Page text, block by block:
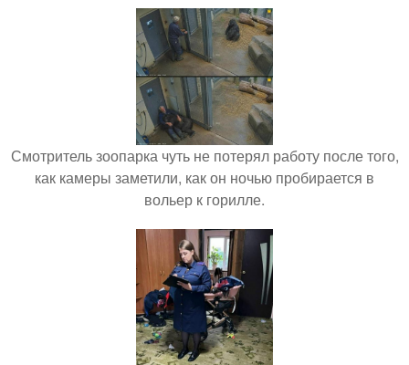
Смотритель зоопарка чуть не потерял работу после того,
как камеры заметили, как он ночью пробирается в
вольер к горилле.